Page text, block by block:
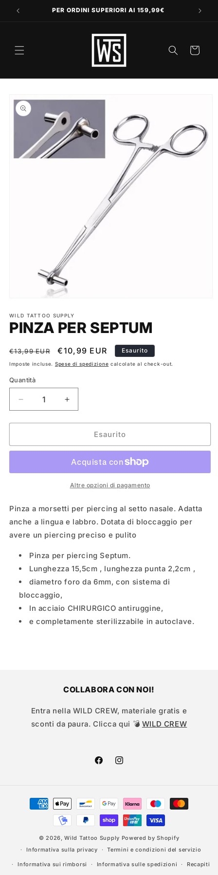
direttamentePER ORDINI SUPERIORI AI 159,99€
Carrello
informazioni
sul prodotto
multimediali
1
in
WILD TATTOO SUPPLY
PINZA PER SEPTUM
Prezzo
di
€13,99 EUR
Prezzo
scontato
€10,99 EUR Esaurito
Imposte incluse. Spese di spedizione calcolate al check-out.
Quantità
Diminuisci
quantità
per
PER
Aumenta
quantità
per
PER
Esaurito
Altre opzioni di pagamento
Pinza a morsetti per piercing al setto nasale. Adatta
anche a lingua e labbro. Dotata di bloccaggio per
avere un piercing preciso e pulito
Pinza per piercing Septum.
Lunghezza 15,5cm , lunghezza punta 2,2cm ,
diametro foro da 6mm, con sistema di
bloccaggio,
In acciaio CHIRURGICO antiruggine,
e completamente sterilizzabile in autoclave.
COLLABORA CON NOI!
Entra nella WILD CREW, materiale gratis e
sconti da paura. Clicca qui 💣 WILD CREW
FacebookInstagram
Metodi
pagamento
© 2026,Wild Tattoo Supply Powered by Shopify
Informativa sulla privacy
Termini e condizioni del servizio
Informativa sui rimborsi Informativa sulle spedizioni Recapiti